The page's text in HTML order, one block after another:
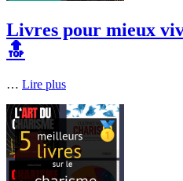
Livres pour mieux
🔝
… Lire plus